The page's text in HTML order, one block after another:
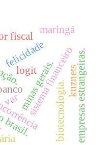
sistema financeiroempresas estrangeiras.
fiscal
minas gerais.
felicidade
maringá
logit
biotecnologia.kuznets
var